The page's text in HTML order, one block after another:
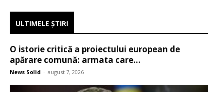
ULTIMELE ŞTIRI
O istorie critică a proiectului european de
apărare comună: armata care...
News Solid - august 7, 2026